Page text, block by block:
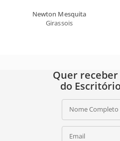
Newton Mesquita
Girassois
Quer
do
Nome Completo
Email